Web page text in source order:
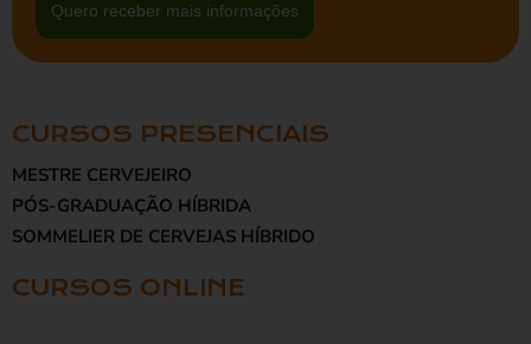
Quero receber mais informações
CURSOS PRESENCIAIS
MESTRE CERVEJEIRO
PÓS-GRADUAÇÃO HÍBRIDA
SOMMELIER DE CERVEJAS HÍBRIDO
CURSOS ONLINE